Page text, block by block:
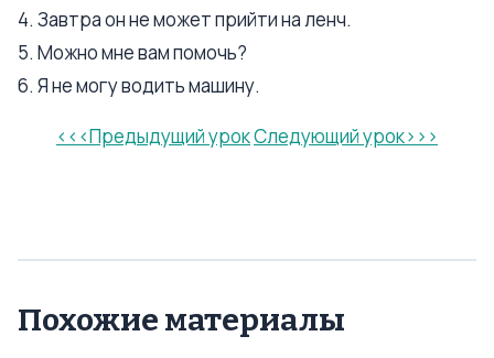
4. Завтра он не может прийти на ленч.
5. Можно мне вам помочь?
6. Я не могу водить машину.
<<<Предыдущий урокСледующий урок>>>
Похожие материалы